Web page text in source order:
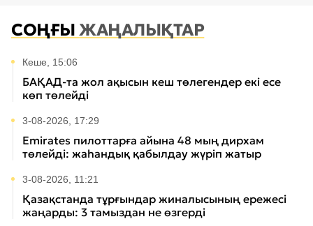
СОҢҒЫЖАҢАЛЫҚТАР
Кеше, 15:06
БАҚАД-та жол ақысын кеш төлегендер екі есе
көп төлейді
3-08-2026, 17:29
Emirates пилоттарға айына 48 мың дирхам
төлейді: жаһандық қабылдау жүріп жатыр
3-08-2026, 11:21
Қазақстанда тұрғындар жиналысының ережесі
жаңарды: 3 тамыздан не өзгерді